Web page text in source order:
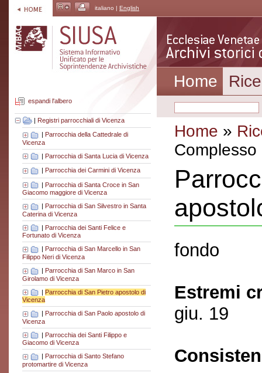
italiano | English
espandi l'albero
| Registri parrocchiali di Vicenza
| Parrocchia della Cattedrale di
Vicenza
| Parrocchia di Santa Lucia di Vicenza
Parrocchia dei Carmini di Vicenza
| Parrocchia di Santa Croce in San
Giacomo maggiore di Vicenza
Parrocchia di San Silvestro in Santa
Caterina di Vicenza
| Parrocchia dei Santi Felice e
Fortunato di Vicenza
Parrocchia di San Marcello in San
Filippo Neri di Vicenza
| Parrocchia di San Marco in San
Girolamo di Vicenza
| Parrocchia di San Pietro apostolo di
Vicenza
| Parrocchia di San Paolo apostolo di
Vicenza
| Parrocchia dei Santi Filippo e
Giacomo di Vicenza
| Parrocchia di Santo Stefano
protomartire di Vicenza
Home
Home »
fondo
Estremi
giu. 19